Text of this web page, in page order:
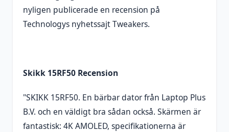
nyligen publicerade en recension på
Technologys nyhetssajt Tweakers.
Skikk 15RF50 Recension
"SKIKK 15RF50. En bärbar dator från Laptop Plus
B.V. och en väldigt bra sådan också. Skärmen är
fantastisk: 4K AMOLED, specifikationerna är